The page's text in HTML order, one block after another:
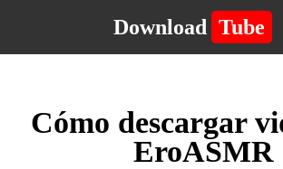
Download Tube
Cómo descargar
EroASMR